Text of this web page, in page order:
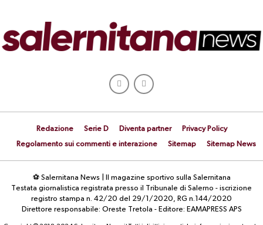
Redazione Serie D Diventa partner
Privacy Policy
Regolamento sui commenti e interazione
Sitemap Sitemap News
⚽ Salernitana News | Il magazine sportivo sulla Salernitana
Testata giornalistica registrata presso il Tribunale di Salerno - iscrizione
registro stampa n. 42/20 del 29/1/2020, RG n.144/2020
Direttore responsabile: Oreste Tretola - Editore: EAMAPRESS APS